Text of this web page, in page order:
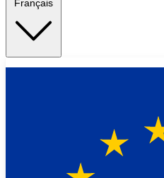
Français